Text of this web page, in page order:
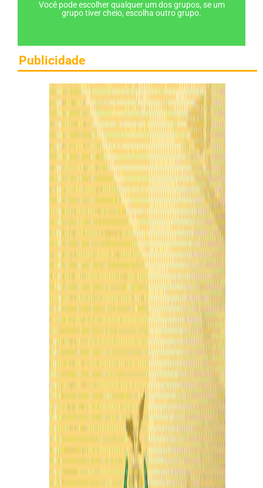
Você pode escolher qualquer um dos grupos, se um
grupo tiver cheio, escolha outro grupo.
Publicidade